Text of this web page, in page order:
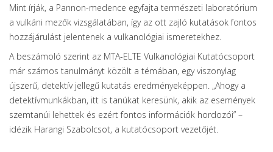
Mint írják, a Pannon-medence egyfajta természeti laboratórium
a vulkáni mezők vizsgálatában, így az ott zajló kutatások fontos
hozzájárulást jelentenek a vulkanológiai ismeretekhez.
A beszámoló szerint az MTA-ELTE Vulkanológiai Kutatócsoport
már számos tanulmányt közölt a témában, egy viszonylag
újszerű, detektív jellegű kutatás eredményeképpen. „Ahogy a
detektívmunkákban, itt is tanúkat keresünk, akik az események
szemtanúi lehettek és ezért fontos információk hordozói” –
idézik Harangi Szabolcsot, a kutatócsoport vezetőjét.